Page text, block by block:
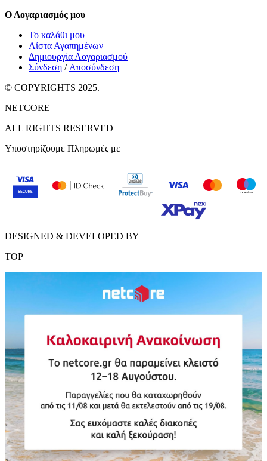
Ο Λογαριασμός μου
Το καλάθι μου
Λίστα Αγαπημένων
Δημιουργία Λογαριασμού
Σύνδεση / Αποσύνδεση
© COPYRIGHTS 2025.
NETCORE
ALL RIGHTS RESERVED
Υποστηρίζουμε Πληρωμές με
DESIGNED & DEVELOPED BY
TOP